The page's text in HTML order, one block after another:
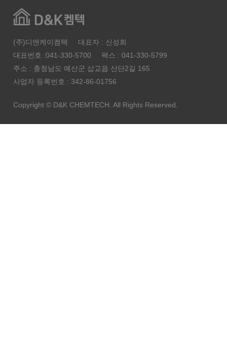
(주)디앤케이켐텍
대표자 : 신성희
대표번호 :041-330-5700
팩스 : 041-330-5799
주소 : 충청남도 예산군 삽교읍 산단2길 165
사업자 등록번호 : 342-86-01756
Copyright © D&K CHEMTECH.All Rights Reserved.